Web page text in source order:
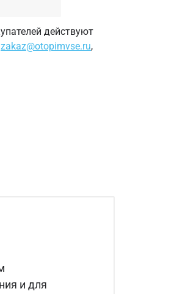
действуют
zakaz@otopimvse.ru,
и для